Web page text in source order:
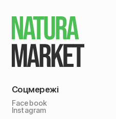
Соцмережі
Facebook
Instagram